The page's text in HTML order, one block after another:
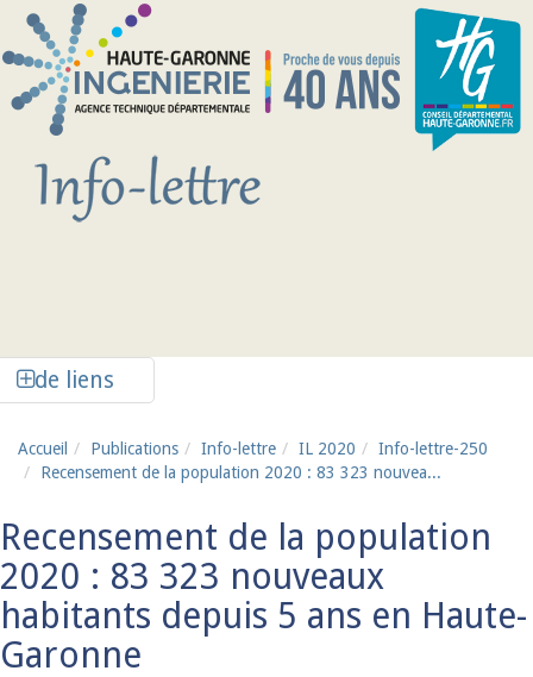
Aller au contenu principal
de liens
Accueil Publications Info-lettre IL 2020
Info-lettre-250
Recensement de la population 2020 : 83 323 nouvea...
Recensement de la population
2020 : 83 323 nouveaux
habitants depuis 5 ans en Haute-
Garonne